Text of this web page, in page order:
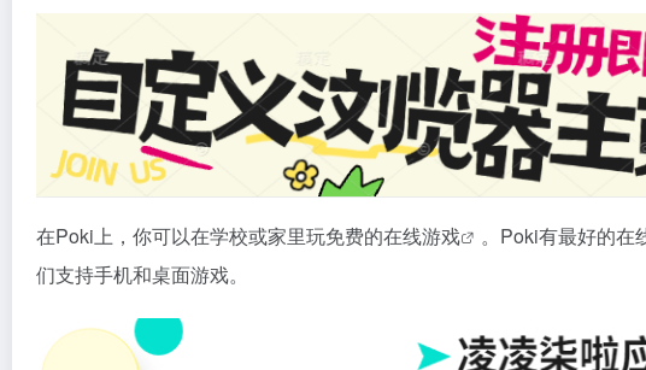
在Poki上，你可以在学校或家里玩免费的在线游戏
。Poki有最好的在
们支持手机和桌面游戏。